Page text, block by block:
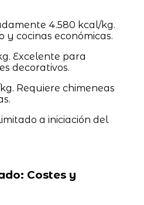
4.580 kcal/kg.
cocinas económicas.
Excelente para
decorativos.
Requiere chimeneas
a iniciación del
Costes y